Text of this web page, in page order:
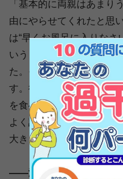
「基本的に両親はあまり
由にやらせてくれたと思
は“早くお風呂に入りなさ
いうくらい。勉強に関し
た。それは僕ら３兄弟誰
す。後々になって、母に
を食べていた。出された
よく話していました。だ
大きくなったのかもしれ
――渡邉選手やご兄弟がサ